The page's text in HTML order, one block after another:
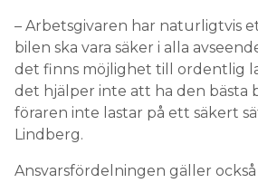
– Arbetsgivaren har naturligtvis
bilen ska vara säker i alla
det finns möjlighet till ordentlig
det hjälper inte att ha den bästa
föraren inte lastar på ett säkert
Lindberg.
Ansvarsfördelningen gäller också